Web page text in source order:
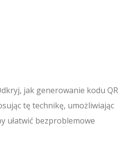
jak generowanie kodu QR
tę technikę, umożliwiając
ułatwić bezproblemowe